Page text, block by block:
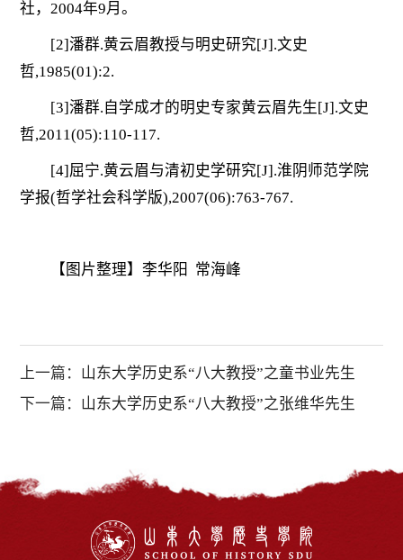
社，2004年9月。
[2]潘群.黄云眉教授与明史研究[J].文史
哲,1985(01):2.
[3]潘群.自学成才的明史专家黄云眉先生[J].文史
哲,2011(05):110-117.
[4]屈宁.黄云眉与清初史学研究[J].淮阴师范学院
学报(哲学社会科学版),2007(06):763-767.
【图片整理】李华阳 常海峰
上一篇： 山东大学历史系“八大教授”之童书业先生
下一篇： 山东大学历史系“八大教授”之张维华先生